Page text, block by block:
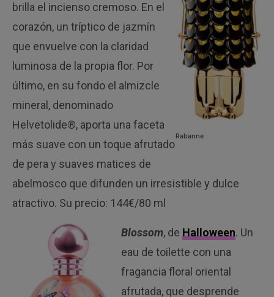
Rabanne
brilla el incienso cremoso. En el
corazón, un tríptico de jazmín
que envuelve con la claridad
luminosa de la propia flor. Por
último, en su fondo el almizcle
mineral, denominado
Helvetolide®, aporta una faceta
más suave con un toque afrutado
de pera y suaves matices de
abelmosco que difunden un irresistible y dulce
atractivo. Su precio: 144€/80 ml
Blossom, deHalloween. Un
eau de toilette con una
fragancia floral oriental
afrutada, que desprende